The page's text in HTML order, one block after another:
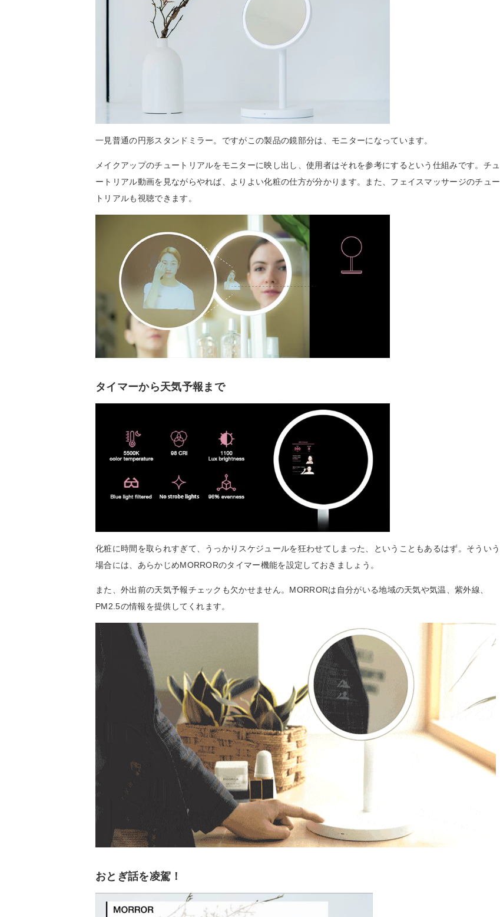
一見普通の円形スタンドミラー。ですがこの製品の鏡部分は、モニターになっています。
メイクアップのチュートリアルをモニターに映し出し、使用者はそれを参考にするという仕組みです。チュ
ートリアル動画を見ながらやれば、よりよい化粧の仕方が分かります。また、フェイスマッサージのチュー
トリアルも視聴できます。
タイマーから天気予報まで
化粧に時間を取られすぎて、うっかりスケジュールを狂わせてしまった、ということもあるはず。そういう
場合には、あらかじめMORRORのタイマー機能を設定しておきましょう。
また、外出前の天気予報チェックも欠かせません。MORRORは自分がいる地域の天気や気温、紫外線、
PM2.5の情報を提供してくれます。
おとぎ話を凌駕！